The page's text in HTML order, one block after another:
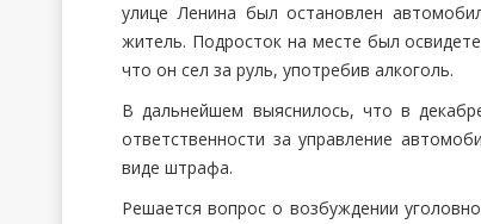
улице Ленина был остановлен
житель. Подросток на месте был
что он сел за руль, употребив алкоголь.
В дальнейшем выяснилось, что в
ответственности за управление
виде штрафа.
Решается вопрос о возбуждении